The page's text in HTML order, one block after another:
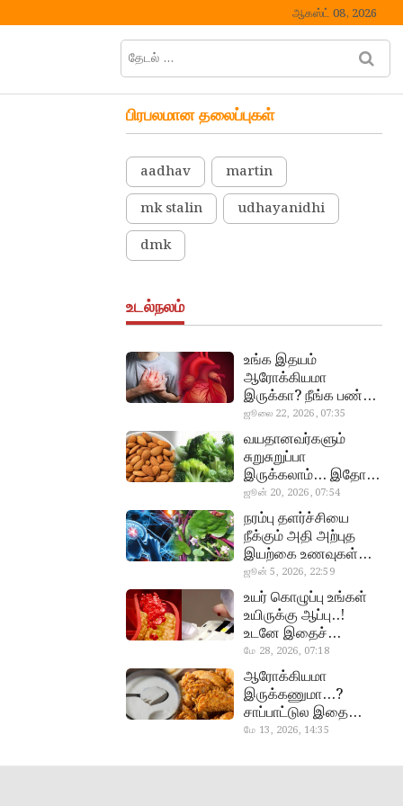
ஆகஸ்ட் 08, 2026
தேடல்
… M
பிரபலமான தலைப்புகள்
aadhav
martin
mk stalin
udhayanidhi
dmk
உடல்நலம்
உங்க இதயம்
ஆரோக்கியமா
இருக்கா? நீங்க பண்ண
வேண்டிய எளிய 5
டெஸ்ட்!
ஜூலை 22, 2026, 07:35
வயதானவர்களும்
சுறுசுறுப்பா
இருக்கலாம்… இதோ
சூப்பர் உணவுகள்!
ஜூன் 20, 2026, 07:54
chi,
pasalaikeerai
நரம்பு தளர்ச்சியை
நீக்கும் அதி அற்புத
இயற்கை உணவுகள்…
தவற விட்டுறாதீங்க!
ஜூன் 5, 2026, 22:59
உயர் கொழுப்பு உங்கள்
உயிருக்கு ஆப்பு..!
உடனே இதைச்
செய்யுங்க!
மே 28, 2026, 07:18
ஆரோக்கியமா
இருக்கணுமா…?
சாப்பாட்டுல இதை
எல்லாம்
மே 13, 2026, 14:35